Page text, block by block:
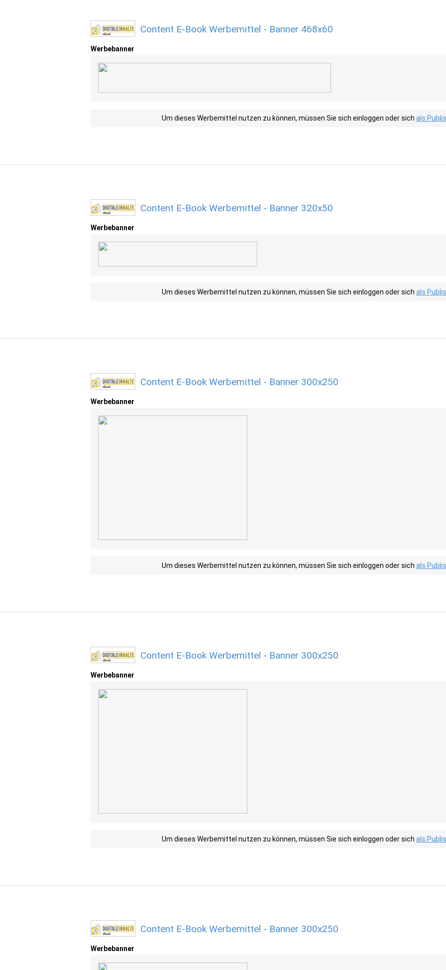
Content E-Book Werbemittel - Banner 468x60
Werbebanner
Um dieses Werbemittel nutzen zu können, müssen Sie sich einloggen oder sich als
Content E-Book Werbemittel - Banner 320x50
Werbebanner
Um dieses Werbemittel nutzen zu können, müssen Sie sich einloggen oder sich als
Content E-Book Werbemittel - Banner 300x250
Werbebanner
Um dieses Werbemittel nutzen zu können, müssen Sie sich einloggen oder sich als
Content E-Book Werbemittel - Banner 300x250
Werbebanner
Um dieses Werbemittel nutzen zu können, müssen Sie sich einloggen oder sich als
Content E-Book Werbemittel - Banner 300x250
Werbebanner